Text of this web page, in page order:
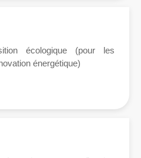
écologique (pour les
énergétique)